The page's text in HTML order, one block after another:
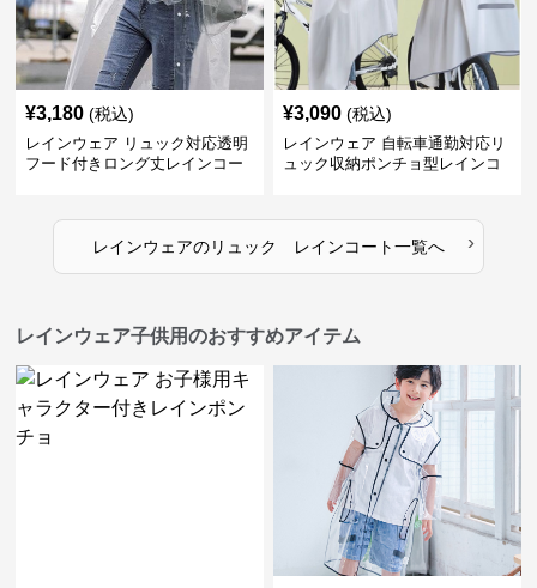
¥3,180 (税込)
レインウェア リュック対応透明
フード付きロング丈レインコー
¥3,090 (税込)
レインウェア 自転車通勤対応リ
ュック収納ポンチョ型レインコ
レインウェアのリュック レインコート一覧へ ›
レインウェア子供用のおすすめアイテム